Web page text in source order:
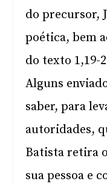
do precursor,
poética, bem
do texto 1,19-
Alguns
saber, para
autoridades,
Batista retira
sua pessoa e